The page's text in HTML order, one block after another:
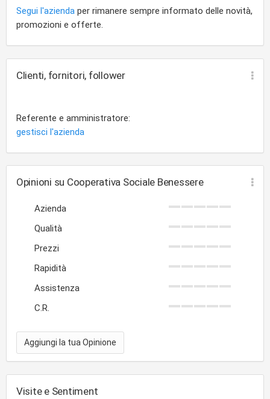
Segui l'azienda per rimanere sempre informato delle novità,
promozioni e offerte.
Clienti, fornitori, follower
Referente e amministratore:
gestisci l'azienda
Opinioni su Cooperativa Sociale Benessere
Azienda
Qualità
Prezzi
Rapidità
Assistenza
C.R.
Aggiungi la tua Opinione
Visite e Sentiment